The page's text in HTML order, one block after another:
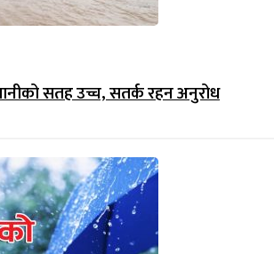
सतह उच्च, सतर्क रहन अनुरोध